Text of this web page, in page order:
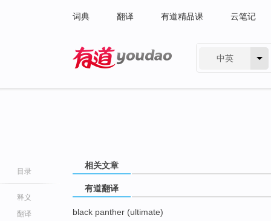
词典 翻译 有道精品课 云笔记
中英
目录
释义
翻译
相关文章
有道翻译
black panther (ultimate)